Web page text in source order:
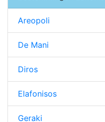
Areopoli
De Mani
Diros
Elafonisos
Geraki